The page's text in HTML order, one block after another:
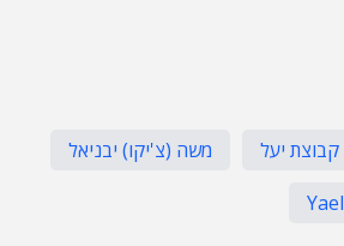
קבוצת יעל
משה (צ'יקו) יבניאל
Yael